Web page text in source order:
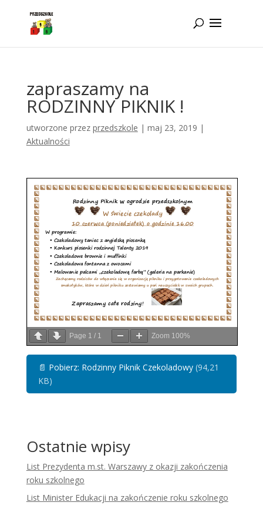
zapraszamy na
RODZINNY PIKNIK !
utworzone przez przedszkole | maj 23, 2019 |
Aktualności
Page 1 / 1 Zoom 100%
📄 Pobierz: Rodzinny Piknik Czekoladowy (94,21
KB)
Ostatnie wpisy
List Prezydenta m.st. Warszawy z okazji zakończenia
roku szkolnego
List Minister Edukacji na zakończenie roku szkolnego